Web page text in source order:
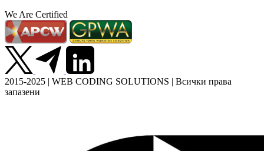
We Are Certified
2015-2025 | WEB CODING SOLUTIONS | Всички права
запазени